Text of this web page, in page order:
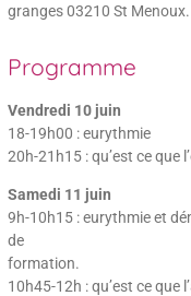
granges 03210 St Menoux.
Programme
Vendredi 10 juin
18-19h00 : eurythmie
20h-21h15 : qu’est ce que
Samedi 11 juin
9h-10h15 : eurythmie et
de
formation.
10h45-12h : qu’est ce que